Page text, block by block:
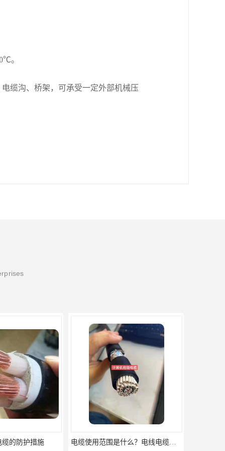
。
缆沟、桥架，可承受一定外部机械压
电线电缆如果进水了怎么办